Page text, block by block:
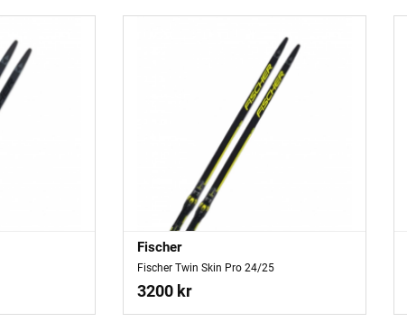
Fischer
Fischer Twin Skin Pro 24/25
3200 kr